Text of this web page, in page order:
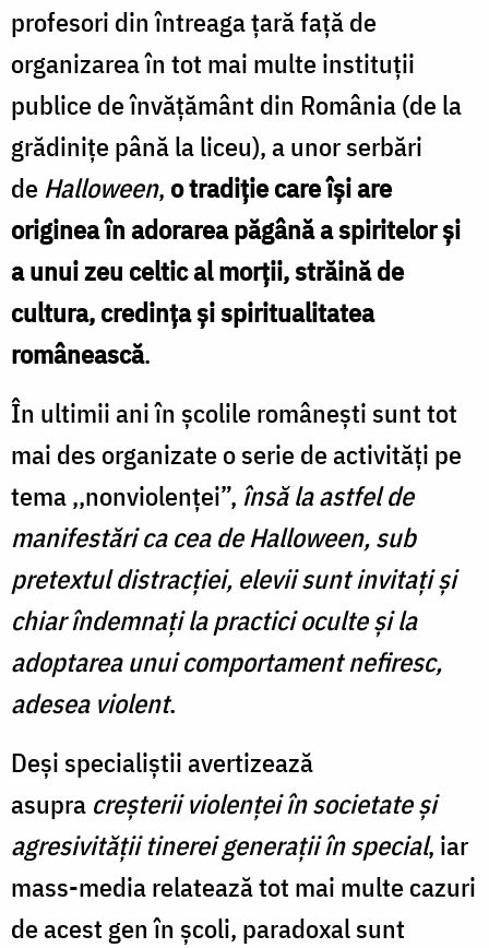
profesori din întreaga ţară faţă de
organizarea în tot mai multe instituţii
publice de învăţământ din România (de la
grădiniţe până la liceu), a unor serbări
de Halloween,o tradiţie care îşi are
originea în adorarea păgână a spiritelor şi
a unui zeu celtic al morţii, străină de
cultura, credinţa şi spiritualitatea
românească.
În ultimii ani în şcolile româneşti sunt tot
mai des organizate o serie de activităţi pe
tema,,nonviolenţei”, însă la astfel de
manifestări ca cea de Halloween, sub
pretextul distracţiei, elevii sunt invitaţi şi
chiar îndemnaţi la practici oculte şi la
adoptarea unui comportament nefiresc,
adesea violent.
Deşi specialiştii avertizează
asupra creşterii violenţei în societate şi
agresivităţii tinerei generaţii în special, iar
mass-media relatează tot mai multe cazuri
de acest gen în şcoli, paradoxal sunt